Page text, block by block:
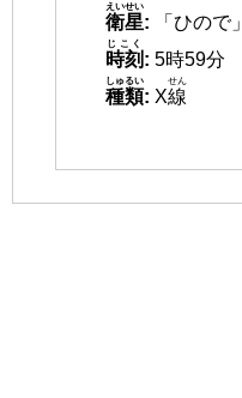
衛星
えいせい
:
「ひので」
時刻
じこく
: 5時59分
種類
しゅるい
: X線
せん